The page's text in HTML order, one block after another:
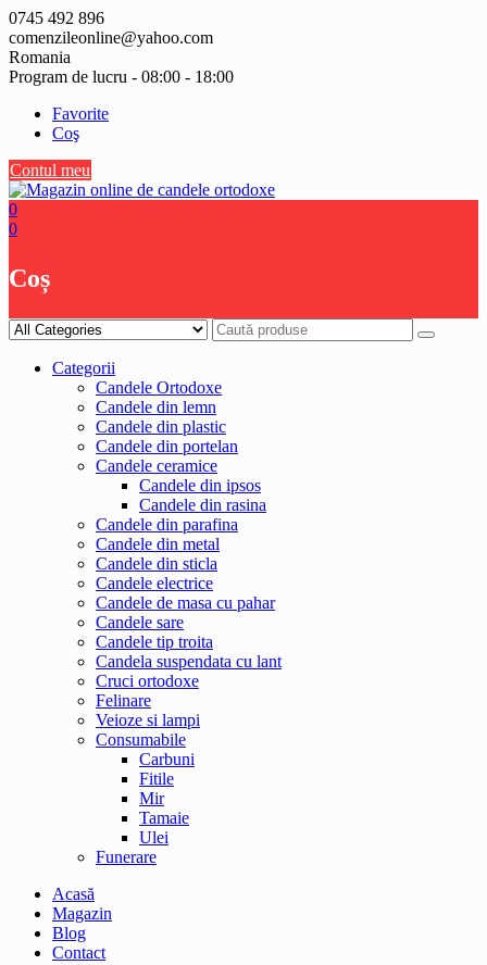
Skip
to
content
0745 492 896
comenzileonline@yahoo.com
Romania
Program de lucru - 08:00 - 18:00
Favorite
Coş
Contul meu
0
0
Coș
Categorii
Candele Ortodoxe
Candele din lemn
Candele din plastic
Candele din portelan
Candele ceramice
Candele din ipsos
Candele din rasina
Candele din parafina
Candele din metal
Candele din sticla
Candele electrice
Candele de masa cu pahar
Candele sare
Candele tip troita
Candela suspendata cu lant
Cruci ortodoxe
Felinare
Veioze si lampi
Consumabile
Carbuni
Fitile
Mir
Tamaie
Ulei
Funerare
Acasă
Magazin
Blog
Contact